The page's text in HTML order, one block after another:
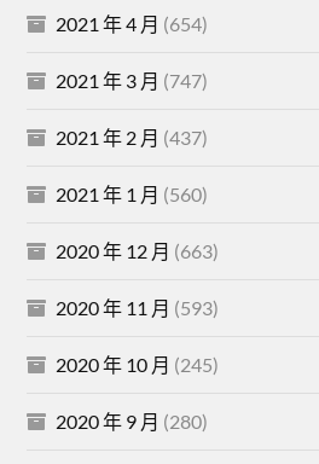
2021 年 4 月 (654)
2021 年 3 月 (747)
2021 年 2 月 (437)
2021 年 1 月 (560)
2020 年 12 月 (663)
2020 年 11 月 (593)
2020 年 10 月 (245)
2020 年 9 月 (280)